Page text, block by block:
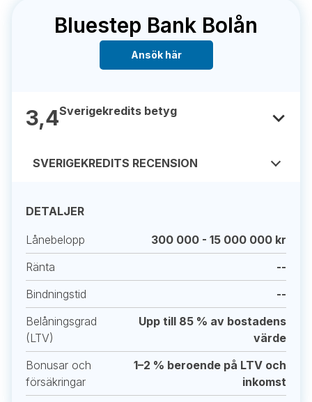
Bluestep Bank Bolån
Ansök här
3,4Sverigekredits betyg
SVERIGEKREDITS RECENSION
DETALJER
Lånebelopp
300 000 - 15 000 000 kr
Ränta
--
Bindningstid
--
Belåningsgrad
(LTV)
Upp till 85 % av bostadens
värde
Bonusar och
försäkringar
1–2 % beroende på LTV och
inkomst